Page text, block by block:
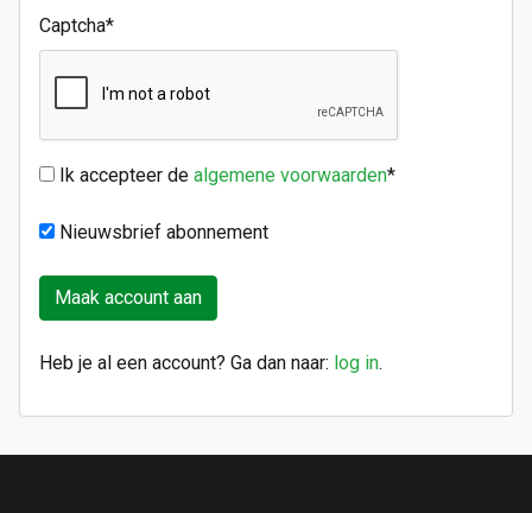
Captcha*
Ik accepteer de algemene voorwaarden*
Nieuwsbrief abonnement
Heb je al een account? Ga dan naar: log in.